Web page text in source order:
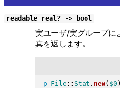
readable_real? -> bool
実ユーザ/実グループに
真を返します。
p File :: Stat . new( $0 )